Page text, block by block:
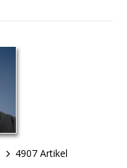
4907 Artikel